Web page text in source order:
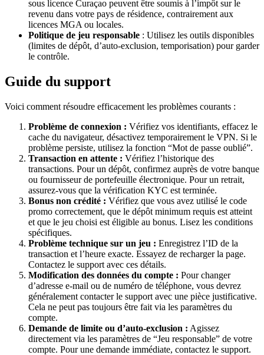
sous licence Curaçao peuvent être soumis à l’impôt sur le
revenu dans votre pays de résidence, contrairement aux
licences MGA ou locales.
Politique de jeu responsable : Utilisez les outils disponibles
(limites de dépôt, d’auto-exclusion, temporisation) pour garder
le contrôle.
Guide du support
Voici comment résoudre efficacement les problèmes courants :
Problème de connexion : Vérifiez vos identifiants, effacez le
cache du navigateur, désactivez temporairement le VPN. Si le
problème persiste, utilisez la fonction “Mot de passe oublié”.
Transaction en attente : Vérifiez l’historique des
transactions. Pour un dépôt, confirmez auprès de votre banque
ou fournisseur de portefeuille électronique. Pour un retrait,
assurez-vous que la vérification KYC est terminée.
Bonus non crédité : Vérifiez que vous avez utilisé le code
promo correctement, que le dépôt minimum requis est atteint
et que le jeu choisi est éligible au bonus. Lisez les conditions
spécifiques.
Problème technique sur un jeu : Enregistrez l’ID de la
transaction et l’heure exacte. Essayez de recharger la page.
Contactez le support avec ces détails.
Modification des données du compte : Pour changer
d’adresse e-mail ou de numéro de téléphone, vous devrez
généralement contacter le support avec une pièce justificative.
Cela ne peut pas toujours être fait via les paramètres du
compte.
Demande de limite ou d’auto-exclusion : Agissez
directement via les paramètres de “Jeu responsable” de votre
compte. Pour une demande immédiate, contactez le support.